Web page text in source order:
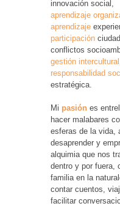
innovación social,
aprendizaje
aprendizaje
participación
conflictos
gestión intercultural
responsabilidad
estratégica.
Mi pasión es
hacer malabares
esferas de la vida,
desaprender y
alquimia que nos
dentro y por fuera,
familia en la
contar cuentos,
facilitar